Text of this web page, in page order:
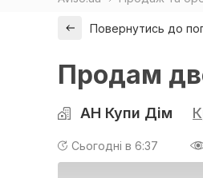
Повернутись до
Продам
АН Купи Дім
Сьогодні в 6:37